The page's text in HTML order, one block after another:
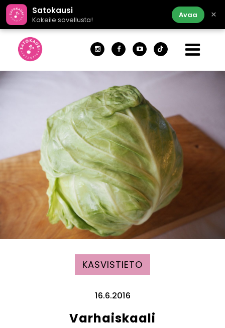
Satokausi
Kokeile sovellusta!
Avaa ×
KASVISTIETO
16.6.2016
Varhaiskaali